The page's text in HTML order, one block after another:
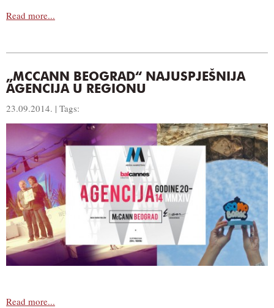
Read more...
„MCCANN BEOGRAD“ NAJUSPJEŠNIJA
AGENCIJA U REGIONU
23.09.2014. | Tags:
Read more...